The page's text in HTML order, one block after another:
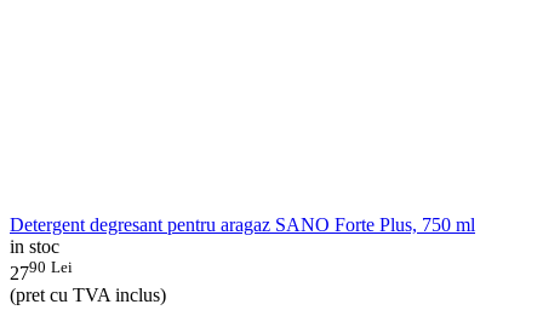
Detergent degresant pentru aragaz SANO Forte Plus, 750 ml
in stoc
2790 Lei
(pret cu TVA inclus)